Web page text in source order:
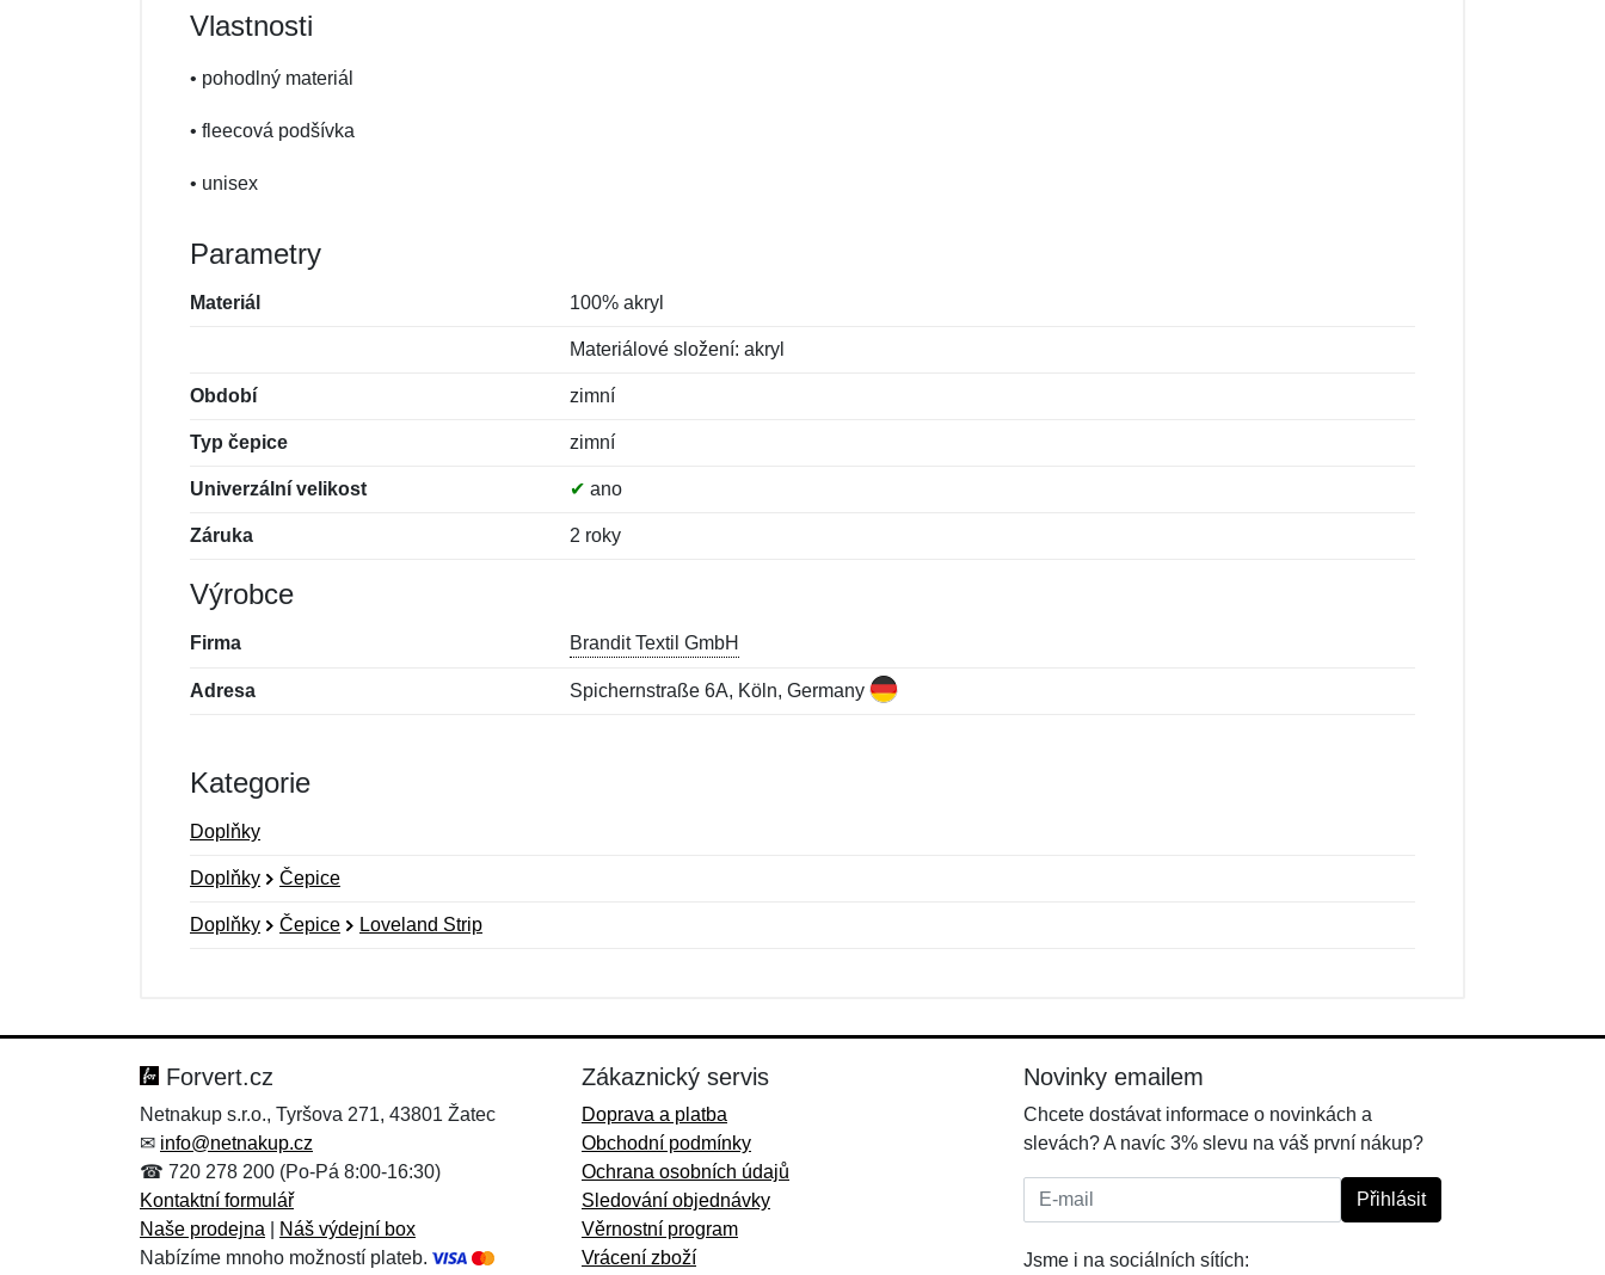
Vlastnosti
• pohodlný materiál
• fleecová podšívka
• unisex
Parametry
Materiál 100% akryl
Materiálové složení: akryl
Období zimní
Typ čepice zimní
Univerzální velikost ✔ ano
Záruka 2 roky
Výrobce
Firma Brandit Textil GmbH
Adresa Spichernstraße 6A, Köln, Germany
Kategorie
Doplňky
Doplňky Čepice
Doplňky Čepice Loveland Strip
Zpráva*
Zpráva*
Forvert.cz
Netnakup s.r.o., Tyršova 271, 43801 Žatec
✉ info@netnakup.cz
☎ 720 278 200 (Po-Pá 8:00-16:30)
Kontaktní formulář
Naše prodejna
Náš výdejní box
Nabízíme mnoho možností plateb.
Zákaznický servis
Doprava a platba
Obchodní podmínky
Ochrana osobních údajů
Sledování objednávky
Věrnostní program
Vrácení zboží
Novinky emailem
Chcete dostávat informace o novinkách a
slevách? A navíc 3% slevu na váš první nákup?
E-mail: Přihlásit
Jsme i na sociálních sítích: